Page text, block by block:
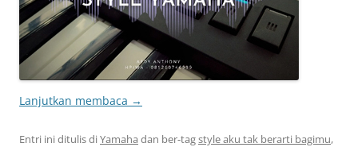
Lanjutkan membaca →
Entri ini ditulis diYamaha dan ber-tagstyle aku tak berarti bagimu,